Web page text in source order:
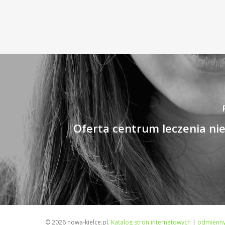
Oferta centrum leczenia
© 2026 nowa-kielce.pl. Katalog stron internetowych |